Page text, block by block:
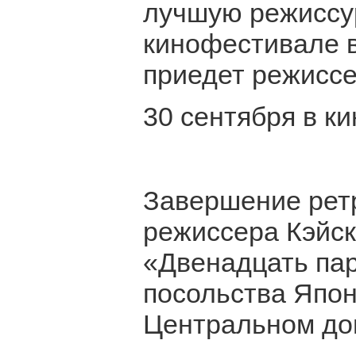
лучшую
кинофестивале
приедет
30 сентября в
Завершение
режиссера
«Двенадцать
посольства
Центральном